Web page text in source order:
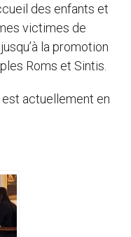
des enfants et
victimes de
la promotion
Roms et Sintis.
actuellement en